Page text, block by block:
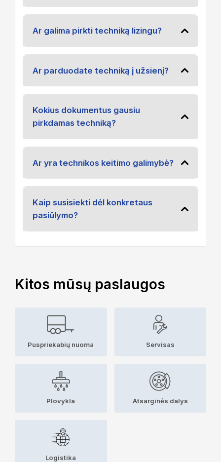
Ar galima pirkti techniką lizingu?
Ar parduodate techniką į užsienį?
Kokius dokumentus gausiu
pirkdamas techniką?
Ar yra technikos keitimo galimybė?
Kaip susisiekti dėl konkretaus
pasiūlymo?
Kitos mūsų paslaugos
Puspriekabių nuoma Servisas
Plovykla Atsarginės dalys
Logistika